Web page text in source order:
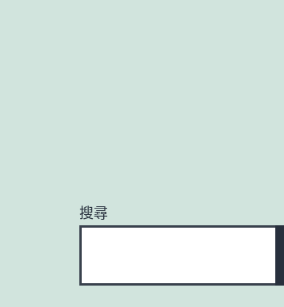
搜尋